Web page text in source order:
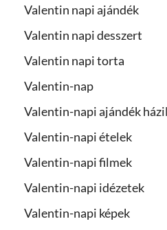
Valentin napi ajándék
Valentin napi desszert
Valentin napi torta
Valentin-nap
Valentin-napi ajándék
Valentin-napi ételek
Valentin-napi filmek
Valentin-napi idézetek
Valentin-napi képek